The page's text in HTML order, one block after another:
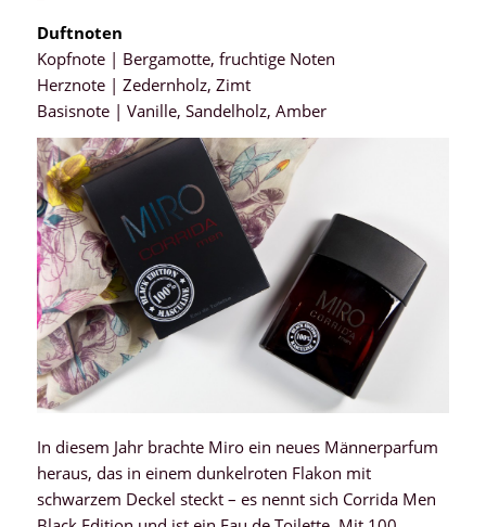
Duftnoten
Kopfnote | Bergamotte, fruchtige Noten
Herznote | Zedernholz, Zimt
Basisnote | Vanille, Sandelholz, Amber
In diesem Jahr brachte Miro ein neues Männerparfum
heraus, das in einem dunkelroten Flakon mit
schwarzem Deckel steckt – es nennt sich Corrida Men